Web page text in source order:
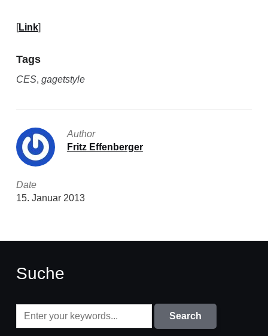
[Link]
Tags
CES, gagetstyle
Author
Fritz Effenberger
Date
15. Januar 2013
Suche